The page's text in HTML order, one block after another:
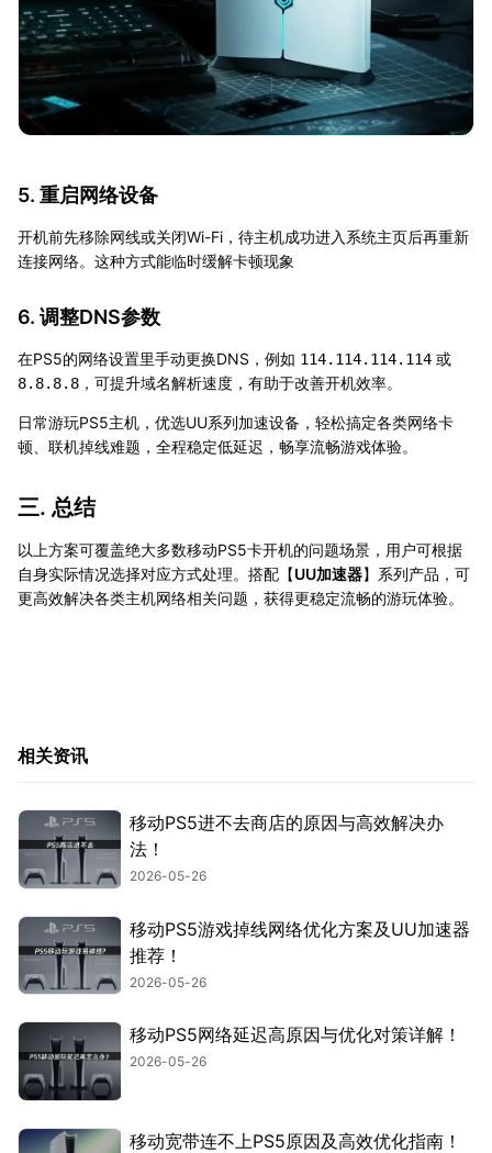
5. 重启网络设备
开机前先移除网线或关闭Wi-Fi，待主机成功进入系统主页后再重新
连接网络。这种方式能临时缓解卡顿现象
6. 调整DNS参数
在PS5的网络设置里手动更换DNS，例如 114.114.114.114 或
8.8.8.8 ，可提升域名解析速度，有助于改善开机效率。
日常游玩PS5主机，优选UU系列加速设备，轻松搞定各类网络卡
顿、联机掉线难题，全程稳定低延迟，畅享流畅游戏体验。
三. 总结
以上方案可覆盖绝大多数移动PS5卡开机的问题场景，用户可根据
自身实际情况选择对应方式处理。搭配【UU加速器】系列产品，可
更高效解决各类主机网络相关问题，获得更稳定流畅的游玩体验。
相关资讯
移动PS5进不去商店的原因与高效解决办
法！
2026-05-26
移动PS5游戏掉线网络优化方案及UU加速器
推荐！
2026-05-26
移动PS5网络延迟高原因与优化对策详解！
2026-05-26
移动宽带连不上PS5原因及高效优化指南！